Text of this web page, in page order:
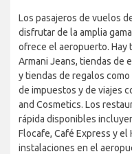
Los pasajeros de vuelos
disfrutar de la amplia
ofrece el aeropuerto. Hay
Armani Jeans, tiendas de
y tiendas de regalos
de impuestos y de viajes
and Cosmetics. Los
rápida disponibles
Flocafe, Café Express y
instalaciones en el